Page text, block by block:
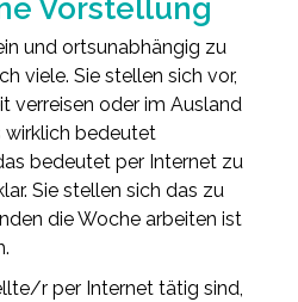
Vorstellung
und ortsunabhängig zu
viele. Sie stellen sich vor,
verreisen oder im Ausland
wirklich bedeutet
bedeutet per Internet zu
Sie stellen sich das zu
die Woche arbeiten ist
r per Internet tätig sind,